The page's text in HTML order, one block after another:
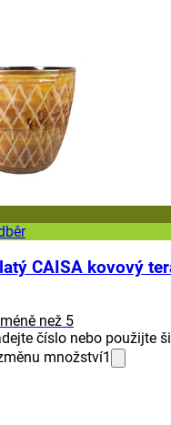
CAISA kovový
než 5
číslo nebo použijte
množství1